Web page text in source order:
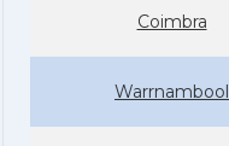
Coimbra
Warrnambool